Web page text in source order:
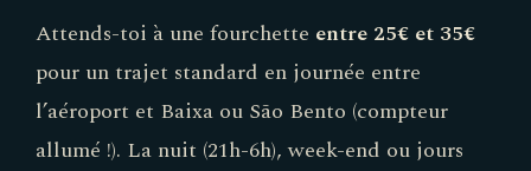
Attends-toi à une fourchette entre 25€ et 35€
pour un trajet standard en journée entre
l’aéroport et Baixa ou São Bento (compteur
allumé !). La nuit (21h-6h), week-end ou jours